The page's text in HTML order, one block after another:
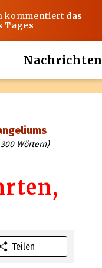
kommentiert das
Tages
Nachrichten
Wörtern)
Teilen